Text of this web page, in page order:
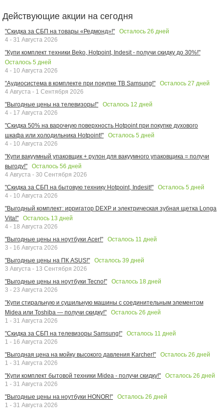
Действующие акции на сегодня
"Скидка за СБП на товары «Редмонд»!" Осталось 26 дней
4 - 31 Августа 2026
"Купи комплект техники Beko, Hotpoint, Indesit - получи скидку до 30%!"
Осталось 5 дней
4 - 10 Августа 2026
"Аудиосистема в комплекте при покупке ТВ Samsung!"
Осталось 27 дней
4 Августа - 1 Сентября 2026
"Выгодные цены на телевизоры!"
Осталось 12 дней
4 - 17 Августа 2026
"Скидка 50% на варочную поверхность Hotpoint при покупке духового
шкафа или холодильника Hotpoint!"
Осталось 5 дней
4 - 10 Августа 2026
"Купи вакуумный упаковщик + рулон для вакуумного упаковщика = получи
выгоду!"
Осталось 56 дней
4 Августа - 30 Сентября 2026
"Скидка за СБП на бытовую технику Hotpoint, Indesit!"
Осталось 5 дней
4 - 10 Августа 2026
"Выгодный комплект: ирригатор DEXP и электрическая зубная щетка Longa
Vita!"
Осталось 13 дней
4 - 18 Августа 2026
"Выгодные цены на ноутбуки Acer!"
Осталось 11 дней
3 - 16 Августа 2026
"Выгодные цены на ПК ASUS!"
Осталось 39 дней
3 Августа - 13 Сентября 2026
"Выгодные цены на ноутбуки Tecno!"
Осталось 18 дней
3 - 23 Августа 2026
"Купи стиральную и сушильную машины с соединительным элементом
Midea или Toshiba — получи скидку!"
Осталось 26 дней
1 - 31 Августа 2026
"Скидка за СБП на телевизоры Samsung!"
Осталось 11 дней
1 - 16 Августа 2026
"Выгодная цена на мойку высокого давления Karcher!"
Осталось 26 дней
1 - 31 Августа 2026
"Купи комплект бытовой техники Midea - получи скидку!"
Осталось 26 дней
1 - 31 Августа 2026
"Выгодные цены на ноутбуки HONOR!"
Осталось 26 дней
1 - 31 Августа 2026